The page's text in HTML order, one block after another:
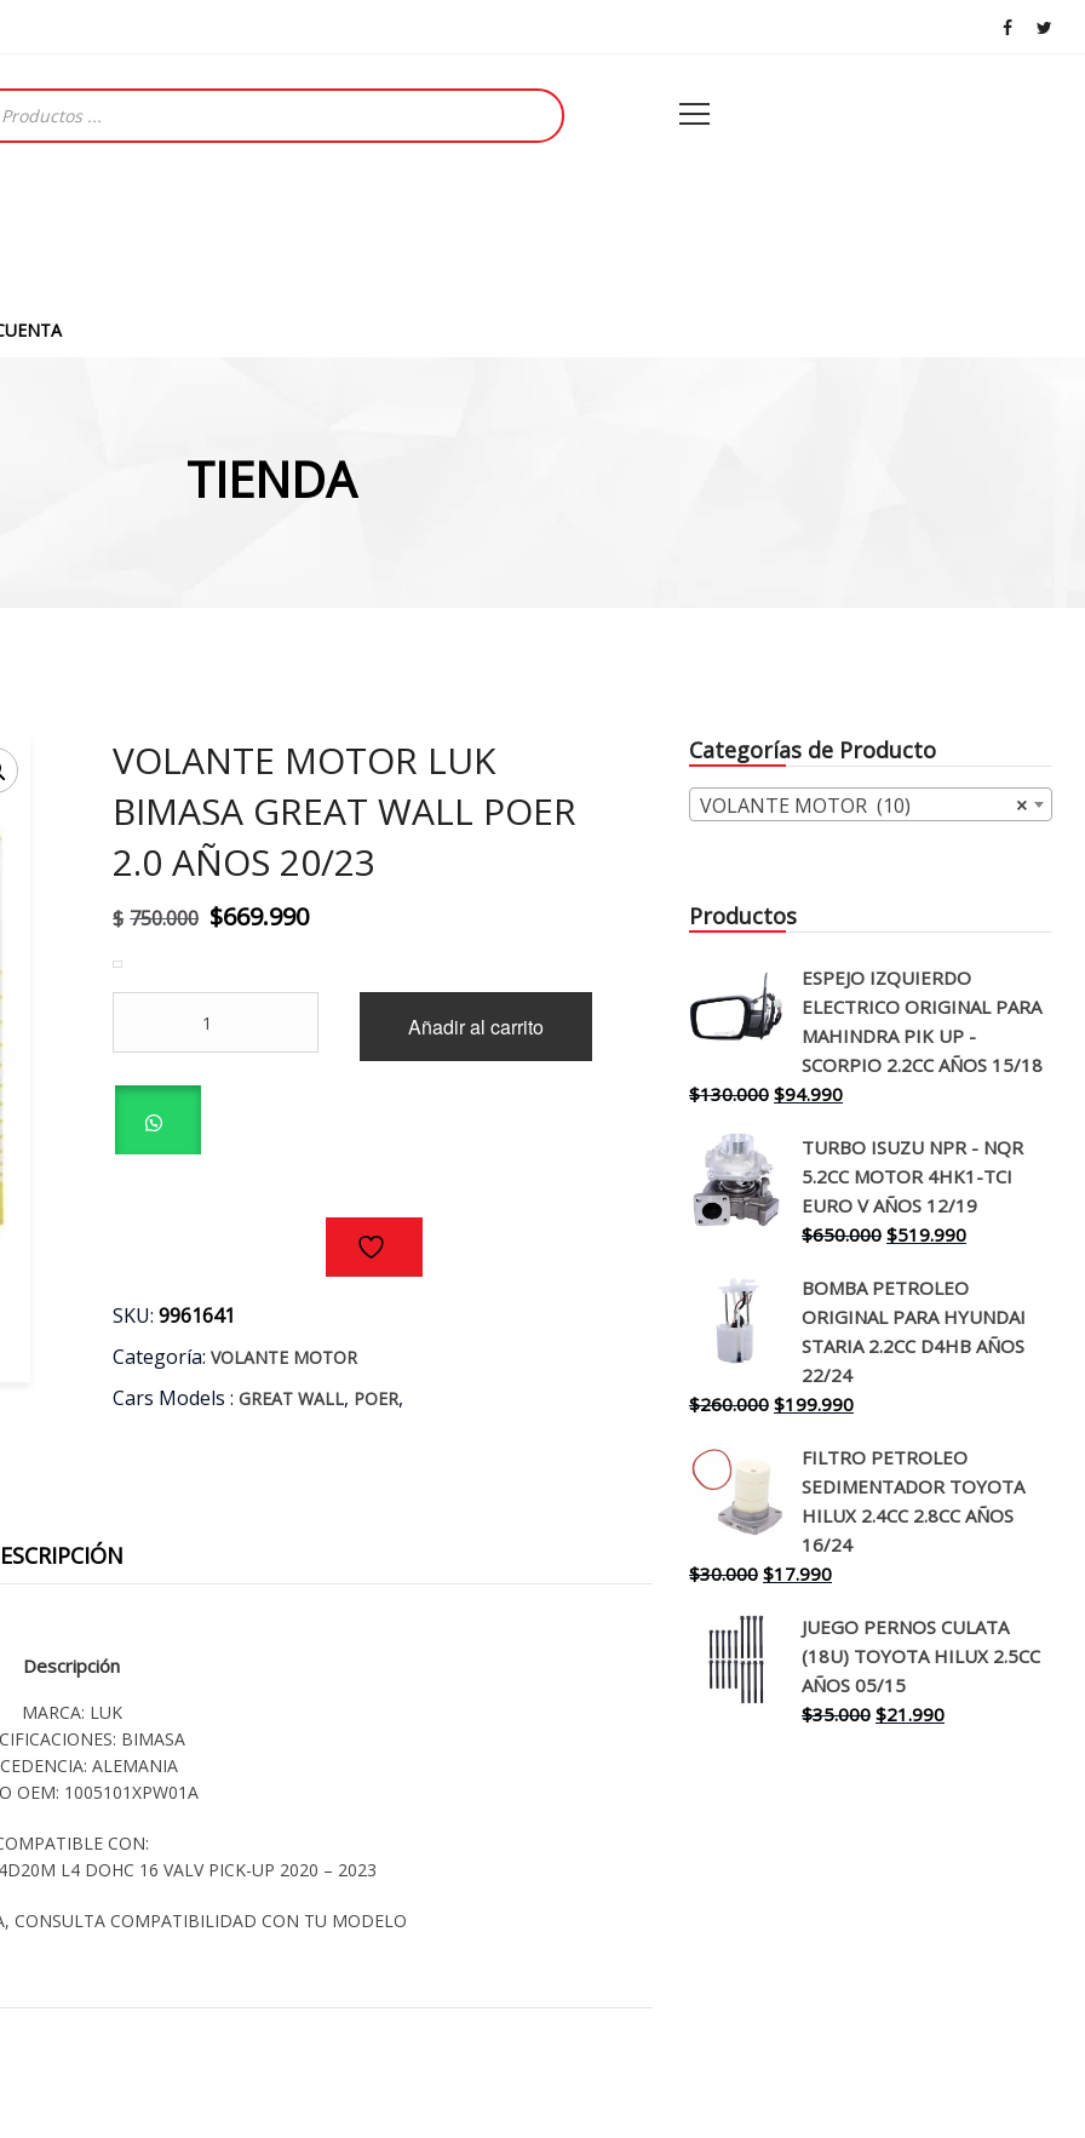
TIENDA
VOLANTE MOTOR LUK
BIMASA GREAT WALL POER
2.0 AÑOS 20/23
$ 750.000 El
original
$669.990El
actual
$669.990.
LUK
BIMASA
WALL
POER
Añadir al carrito
SKU:9961641
Categoría:VOLANTE MOTOR
Cars Models :GREAT WALL, POER,
Descripción
MARCA: LUK
BIMASA
ALEMANIA
OEM: 1005101XPW01A
CON:
L4 DOHC 16 VALV PICK-UP 2020 – 2023
CONSULTA COMPATIBILIDAD CON TU MODELO
Categorías de Producto
×
VOLANTE MOTOR (10)
Productos
ESPEJO IZQUIERDO
ELECTRICO ORIGINAL PARA
MAHINDRA PIK UP -
SCORPIO 2.2CC AÑOS 15/18
$130.000 El
original
era:
$130.000.
$94.990El
actual
es:
$94.990.
TURBO ISUZU NPR - NQR
5.2CC MOTOR 4HK1-TCI
EURO V AÑOS 12/19
$650.000 El
original
era:
$650.000.
$519.990El
actual
es:
$519.990.
BOMBA PETROLEO
ORIGINAL PARA HYUNDAI
STARIA 2.2CC D4HB AÑOS
22/24
$260.000 El
original
era:
$260.000.
$199.990El
actual
es:
$199.990.
FILTRO PETROLEO
SEDIMENTADOR TOYOTA
HILUX 2.4CC 2.8CC AÑOS
16/24
$30.000 El
original
era:
$30.000.
$17.990El
actual
es:
$17.990.
JUEGO PERNOS CULATA
(18U) TOYOTA HILUX 2.5CC
AÑOS 05/15
$35.000 El
$21.990El